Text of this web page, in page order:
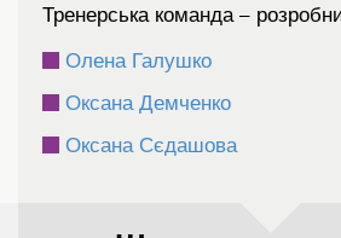
Тренерська команда –
Олена Галушко
Оксана Демченко
Оксана Сєдашова